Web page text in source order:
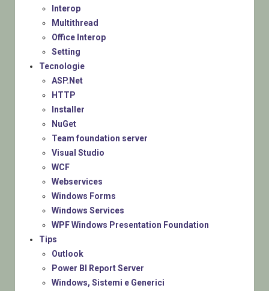
Interop
Multithread
Office Interop
Setting
Tecnologie
ASP.Net
HTTP
Installer
NuGet
Team foundation server
Visual Studio
WCF
Webservices
Windows Forms
Windows Services
WPF Windows Presentation Foundation
Tips
Outlook
Power BI Report Server
Windows, Sistemi e Generici